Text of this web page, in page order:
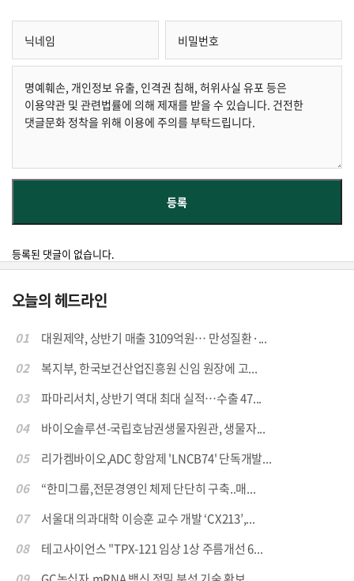
등록된 댓글이 없습니다.
오늘의 헤드라인
01
대원제약, 상반기 매출 3109억원… 만성질환·...
02
복지부, 한국보건산업진흥원 신임 원장에 고...
03
파마리서치, 상반기 역대 최대 실적…수출 47...
04
바이오솔루션-국립호남권생물자원관, 생물자...
05
리가켐바이오,ADC 항암제 'LNCB74' 단독개발...
06
“한미그룹,전문경영인 체제 단단히 구축..매...
07
서울대 의과대학 이승훈 교수 개발 ‘CX213’,...
08
테고사이언스 "TPX-121 임상 1상 주름개선 6...